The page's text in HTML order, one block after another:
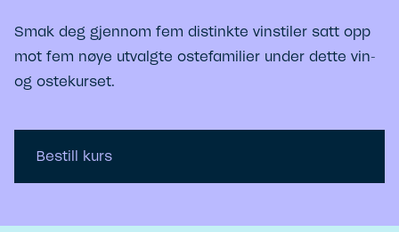
Smak deg gjennom fem distinkte vinstiler satt opp
mot fem nøye utvalgte ostefamilier under dette vin-
og ostekurset.
Bestill kurs